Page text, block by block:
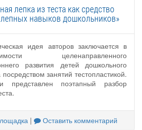
лепка из теста как средство
навыков дошкольников»
идея авторов заключается в
целенаправленного
развития детей дошкольного
посредством занятий тестопластикой.
представлен поэтапный разбор
| Оставить комментарий